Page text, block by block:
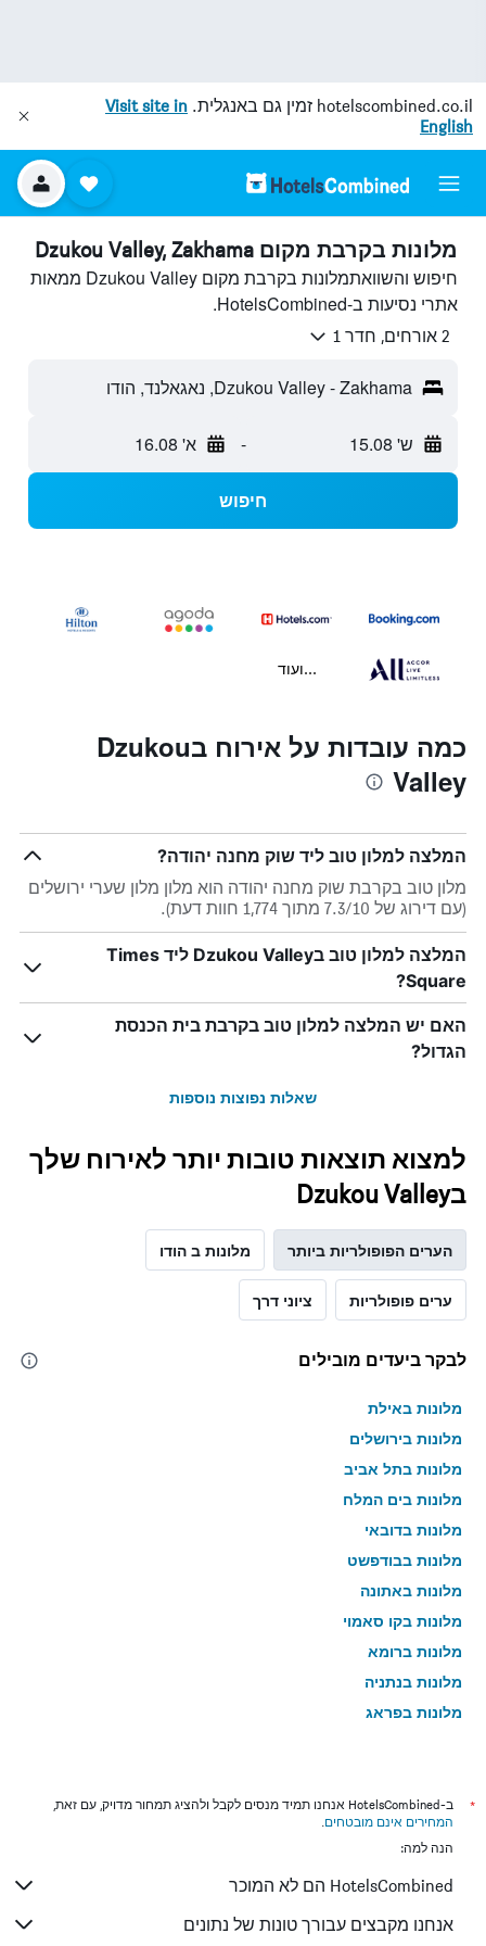
hotelscombined.co.il זמין גם באנגלית. Visit site in
English
מלונות בקרבת מקום Dzukou Valley, Zakhama
חיפוש והשוואתמלונות בקרבת מקום Dzukou Valley ממאות
אתרי נסיעות ב-HotelsCombined.
2 אורחים, חדר 1
Dzukou Valley - Zakhama, נאגאלנד, הודו
ש' 15.08 - א' 16.08
חיפוש
...ועוד
כמה עובדות על אירוח בDzukou
Valley
המלצה למלון טוב ליד שוק מחנה יהודה?
מלון טוב בקרבת שוק מחנה יהודה הוא מלון מלון שערי ירושלים
(עם דירוג של 7.3/10 מתוך 1,774 חוות דעת).
המלצה למלון טוב בDzukou Valley ליד Times
Square?
האם יש המלצה למלון טוב בקרבת בית הכנסת
הגדול?
שאלות נפוצות נוספות
למצוא תוצאות טובות יותר לאירוח שלך
בDzukou Valley
הערים הפופולריות ביותר מלונות ב הודו
ערים פופולריות ציוני דרך
לבקר ביעדים מובילים
מלונות באילת
מלונות בירושלים
מלונות בתל אביב
מלונות בים המלח
מלונות בדובאי
מלונות בבודפשט
מלונות באתונה
מלונות בקו סאמוי
מלונות ברומא
מלונות בנתניה
מלונות בפראג
מלונות בניו יורק
מלונות בבנגקוק
מלונות בבוקרשט
מלונות בפאפוס
*
ב-HotelsCombined אנחנו תמיד מנסים לקבל ולהציג תמחור מדויק, עם זאת,
המחירים אינם מובטחים.
הנה למה:
HotelsCombined הם לא המוכר
אנחנו מקבצים עבורך טונות של נתונים